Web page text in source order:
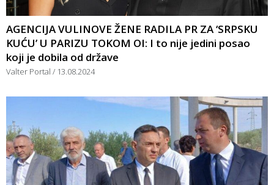
AGENCIJA VULINOVE ŽENE RADILA PR ZA ‘SRPSKU
KUĆU’ U PARIZU TOKOM OI: I to nije jedini posao
koji je dobila od države
Valter Portal 13.08.2024